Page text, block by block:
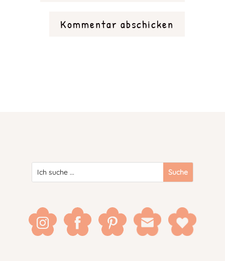
Kommentar abschicken